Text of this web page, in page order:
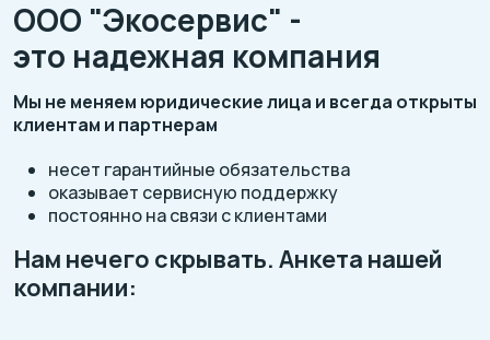
ООО "Экосервис" -
это надежная компания
Мы не меняем юридические лица и всегда открыты
клиентам и партнерам
несет гарантийные обязательства
оказывает сервисную поддержку
постоянно на связи с клиентами
Нам нечего скрывать. Анкета нашей
компании: